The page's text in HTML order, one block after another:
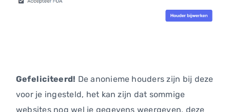
Gefeliciteerd! De anonieme houders zijn bij deze
voor je ingesteld, het kan zijn dat sommige
websites nog wel je gegevens weergeven, deze